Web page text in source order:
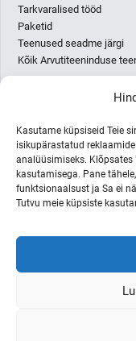
Kasutame küpsiseid Teie
isikupärastatud
analüüsimiseks.
kasutamisega. Pane
funktsionaalsust ja Sa ei
Tutvu meie küpsiste
Tarkvaralised tööd
Paketid
Teenused seadme järgi
Kõik Arvutiteeninduse
Printerid ja
IT-abi spikker